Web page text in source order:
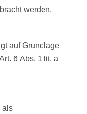
werden.
auf Grundlage
6 Abs. 1 lit. a
als